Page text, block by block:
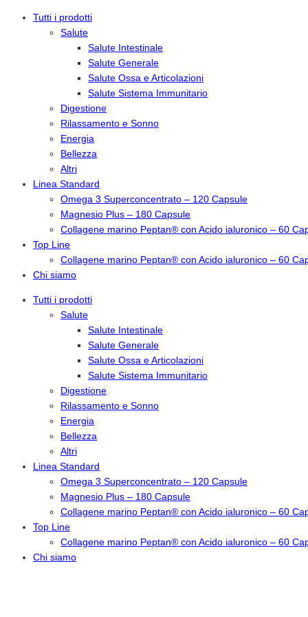
Tutti i prodotti
Salute
Salute Intestinale
Salute Generale
Salute Ossa e Articolazioni
Salute Sistema Immunitario
Digestione
Rilassamento e Sonno
Energia
Bellezza
Altri
Linea Standard
Omega 3 Superconcentrato – 120 Capsule
Magnesio Plus – 180 Capsule
Collagene marino Peptan® con Acido ialuronico – 60
Top Line
Collagene marino Peptan® con Acido ialuronico – 60
Chi siamo
Tutti i prodotti
Salute
Salute Intestinale
Salute Generale
Salute Ossa e Articolazioni
Salute Sistema Immunitario
Digestione
Rilassamento e Sonno
Energia
Bellezza
Altri
Linea Standard
Omega 3 Superconcentrato – 120 Capsule
Magnesio Plus – 180 Capsule
Collagene marino Peptan® con Acido ialuronico – 60
Top Line
Collagene marino Peptan® con Acido ialuronico – 60
Chi siamo